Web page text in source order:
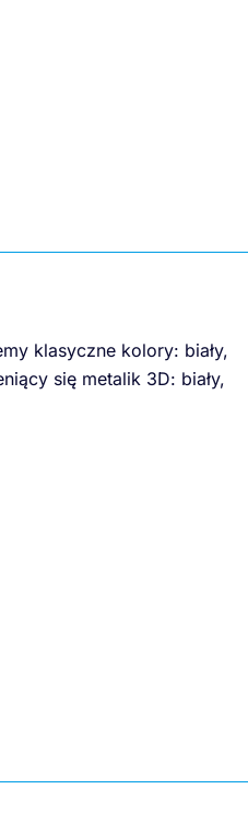
klasyczne kolory: biały,
się metalik 3D: biały,